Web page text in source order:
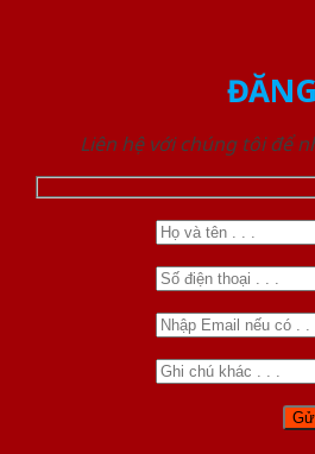
Liên hệ với chúng tôi để